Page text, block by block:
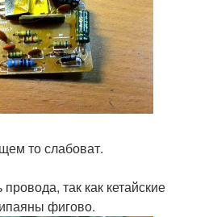
то слабоват.
так как кетайские
фигово.